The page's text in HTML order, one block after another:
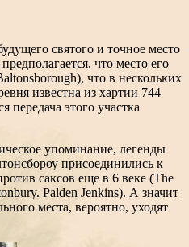
святого и точное место
что место его
что в нескольких
известна из хартии 744
передача этого участка
упоминание, легенды
присоединились к
саксов еще в 6 веке (The
Palden Jenkins). А значит
места, вероятно, уходят